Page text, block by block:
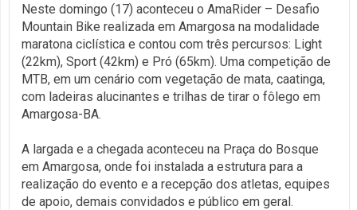
Neste domingo (17) aconteceu o AmaRider – Desafio
Mountain Bike realizada em Amargosa na modalidade
maratona ciclística e contou com três percursos: Light
(22km), Sport (42km) e Pró (65km). Uma competição de
MTB, em um cenário com vegetação de mata, caatinga,
com ladeiras alucinantes e trilhas de tirar o fôlego em
Amargosa-BA.
A largada e a chegada aconteceu na Praça do Bosque
em Amargosa, onde foi instalada a estrutura para a
realização do evento e a recepção dos atletas, equipes
de apoio, demais convidados e público em geral.